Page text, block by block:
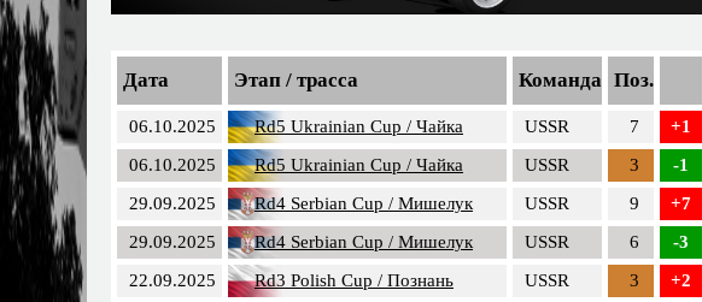
Дата Этап / трасса Команда Поз.
06.10.2025 Rd5 Ukrainian Cup / Чайка USSR 7 +1
06.10.2025
Rd5 Ukrainian Cup / Чайка USSR 3 -1
29.09.2025
Rd4 Serbian Cup / Мишелук USSR 9 +7
29.09.2025
Rd4 Serbian Cup / Мишелук USSR 6 -3
22.09.2025
Rd3 Polish Cup / Познань USSR 3 +2